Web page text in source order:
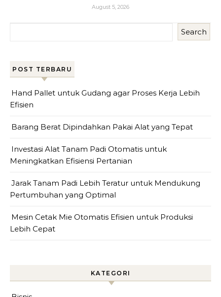
August 5, 2026
Search
POST TERBARU
Hand Pallet untuk Gudang agar Proses Kerja Lebih
Efisien
Barang Berat Dipindahkan Pakai Alat yang Tepat
Investasi Alat Tanam Padi Otomatis untuk
Meningkatkan Efisiensi Pertanian
Jarak Tanam Padi Lebih Teratur untuk Mendukung
Pertumbuhan yang Optimal
Mesin Cetak Mie Otomatis Efisien untuk Produksi
Lebih Cepat
KATEGORI